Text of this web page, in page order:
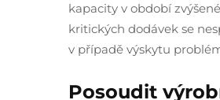
kapacity v období
kritických dodávek se
v případě výskytu
Posoudit